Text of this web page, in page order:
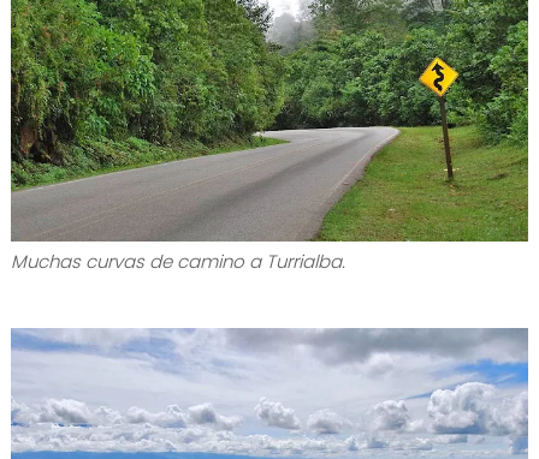
Muchas curvas de camino a Turrialba.